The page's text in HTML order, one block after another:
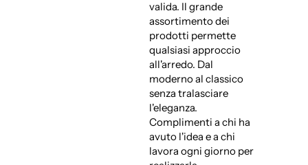
valida. Il grande
assortimento dei
prodotti permette
qualsiasi approccio
all'arredo. Dal
moderno al classico
senza tralasciare
l'eleganza.
Complimenti a chi ha
avuto l'idea e a chi
lavora ogni giorno per